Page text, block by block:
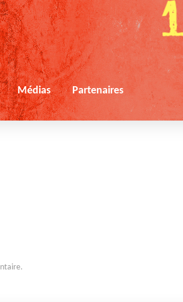
Médias Partenaires